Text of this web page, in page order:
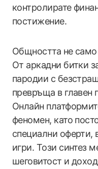
контролирате
постижение.
Общността не само
От аркадни битки
пародии с
превръща в главен
Онлайн
феномен, като
специални оферти,
игри. Този синтез
шеговитост и